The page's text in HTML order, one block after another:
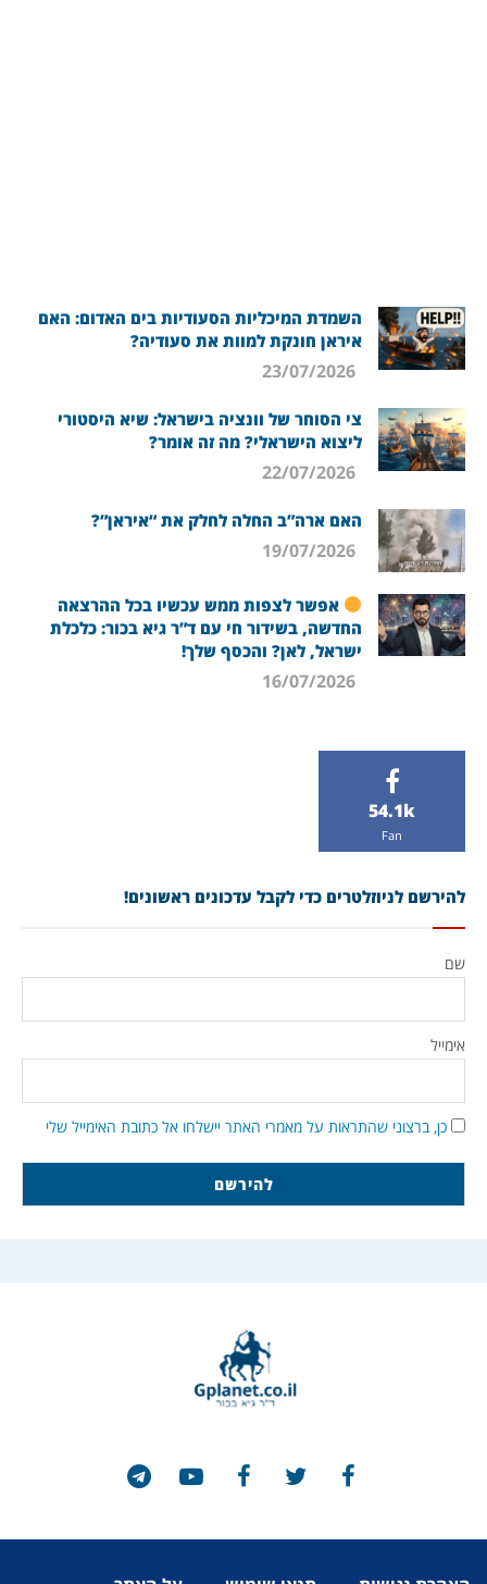
השמדת המיכליות הסעודיות בים האדום: האם
איראן חונקת למוות את סעודיה?
צי הסוחר של וונציה בישראל: שיא היסטורי
ליצוא הישראלי? מה זה אומר?
האם ארה”ב החלה לחלק את “איראן”?
אפשר לצפות ממש עכשיו בכל ההרצאה
החדשה, בשידור חי עם ד”ר גיא בכור: כלכלת
ישראל, לאן? והכסף שלך!
54.1k
Fan
להירשם לניוזלטרים כדי לקבל עדכונים ראשונים!
שם
אימייל
כן, ברצוני שהתראות על מאמרי האתר יישלחו אל כתובת האימייל שלי